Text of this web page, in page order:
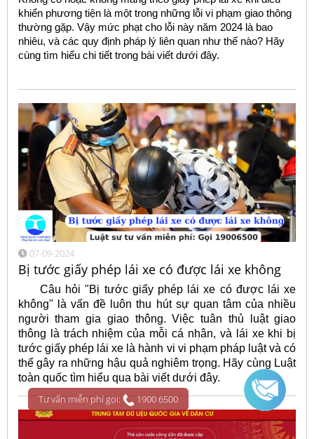
khiển phương tiện là một trong những lỗi vi phạm giao thông
thường gặp. Vậy mức phạt cho lỗi này năm 2024 là bao
nhiêu, và các quy định pháp lý liên quan như thế nào? Hãy
cùng tìm hiểu chi tiết trong bài viết dưới đây.
07-09-2024
Bị tước giấy phép lái xe có được lái xe không
Câu hỏi "Bị tước giấy phép lái xe có được lái xe
không" là vấn đề luôn thu hút sự quan tâm của nhiều
người tham gia giao thông. Việc tuân thủ luật giao
thông là trách nhiệm của mỗi cá nhân, và lái xe khi bị
tước giấy phép lái xe là hành vi vi phạm pháp luật và có
thể gây ra những hậu quả nghiêm trọng. Hãy cùng Luật
toàn quốc tìm hiểu qua bài viết dưới đây.
Tư vấn miễn phí gọi: 1900 6500